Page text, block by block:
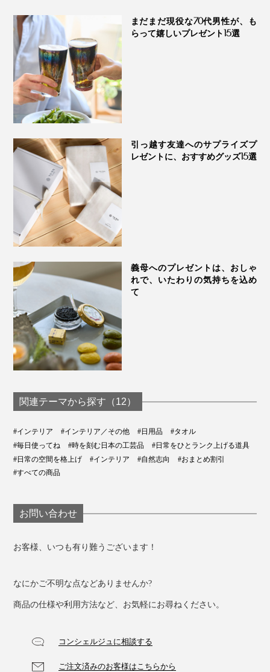
まだまだ現役な70代男性が、も
らって嬉しいプレゼント15選
引っ越す友達へのサプライズプ
レゼントに、おすすめグッズ15選
義母へのプレゼントは、おしゃ
れで、いたわりの気持ちを込め
て
関連テーマから探す（12）
#インテリア #インテリア／その他 #日用品
#タオル
#毎日使ってね
#時を刻む日本の工芸品
#日常をひとランク上げる道具
#日常の空間を格上げ
#インテリア #自然志向
#おまとめ割引
#すべての商品
お問い合わせ
お客様、いつも有り難うございます！
なにかご不明な点などありませんか?
商品の仕様や利用方法など、お気軽にお尋ねください。
コンシェルジュに相談する
ご注文済みのお客様はこちらから